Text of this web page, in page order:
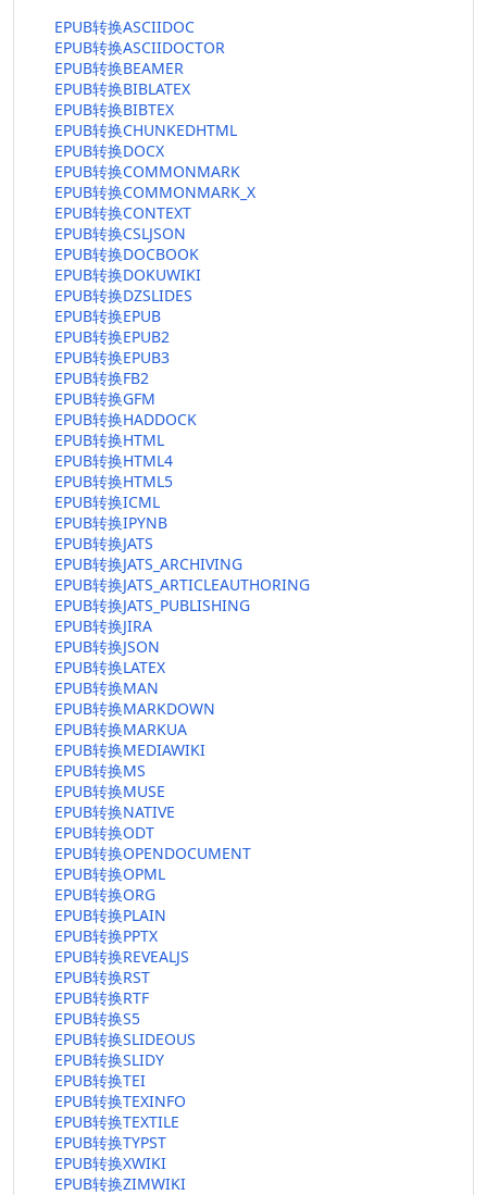
EPUB转换ASCIIDOC
EPUB转换ASCIIDOCTOR
EPUB转换BEAMER
EPUB转换BIBLATEX
EPUB转换BIBTEX
EPUB转换CHUNKEDHTML
EPUB转换DOCX
EPUB转换COMMONMARK
EPUB转换COMMONMARK_X
EPUB转换CONTEXT
EPUB转换CSLJSON
EPUB转换DOCBOOK
EPUB转换DOKUWIKI
EPUB转换DZSLIDES
EPUB转换EPUB
EPUB转换EPUB2
EPUB转换EPUB3
EPUB转换FB2
EPUB转换GFM
EPUB转换HADDOCK
EPUB转换HTML
EPUB转换HTML4
EPUB转换HTML5
EPUB转换ICML
EPUB转换IPYNB
EPUB转换JATS
EPUB转换JATS_ARCHIVING
EPUB转换JATS_ARTICLEAUTHORING
EPUB转换JATS_PUBLISHING
EPUB转换JIRA
EPUB转换JSON
EPUB转换LATEX
EPUB转换MAN
EPUB转换MARKDOWN
EPUB转换MARKUA
EPUB转换MEDIAWIKI
EPUB转换MS
EPUB转换MUSE
EPUB转换NATIVE
EPUB转换ODT
EPUB转换OPENDOCUMENT
EPUB转换OPML
EPUB转换ORG
EPUB转换PLAIN
EPUB转换PPTX
EPUB转换REVEALJS
EPUB转换RST
EPUB转换RTF
EPUB转换S5
EPUB转换SLIDEOUS
EPUB转换SLIDY
EPUB转换TEI
EPUB转换TEXINFO
EPUB转换TEXTILE
EPUB转换TYPST
EPUB转换XWIKI
EPUB转换ZIMWIKI